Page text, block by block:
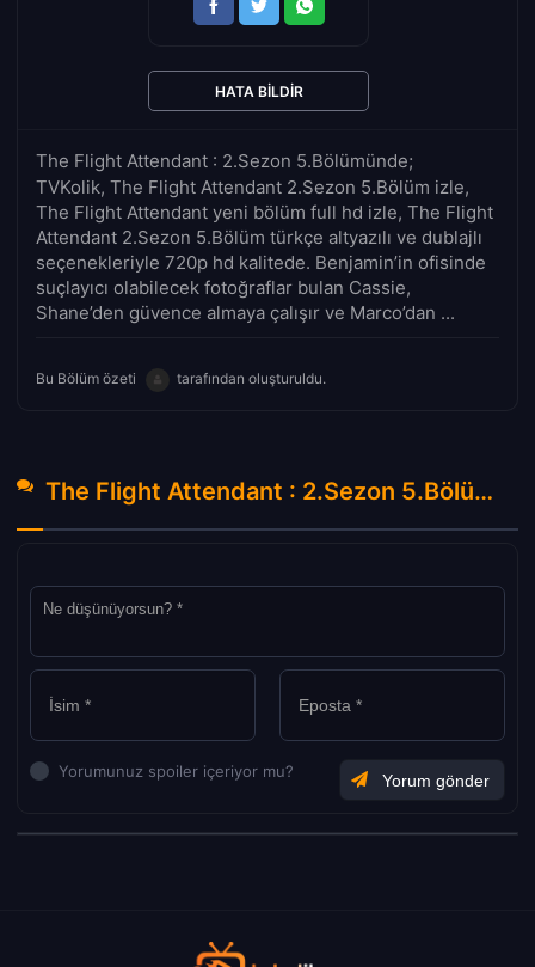
The Flight Attendant : 2.Sezon 5.Bölümünde;
TVKolik, The Flight Attendant 2.Sezon 5.Bölüm izle,
The Flight Attendant yeni bölüm full hd izle, The Flight
Attendant 2.Sezon 5.Bölüm türkçe altyazılı ve dublajlı
seçenekleriyle 720p hd kalitede. Benjamin’in ofisinde
suçlayıcı olabilecek fotoğraflar bulan Cassie,
Shane’den güvence almaya çalışır ve Marco’dan ...
Bu Bölüm özeti tarafından oluşturuldu.
HATA BILDIR
The Flight Attendant : 2.Sezon 5.Bölüm Hakkında Yorumlar
Yorumunuz spoiler içeriyor mu?